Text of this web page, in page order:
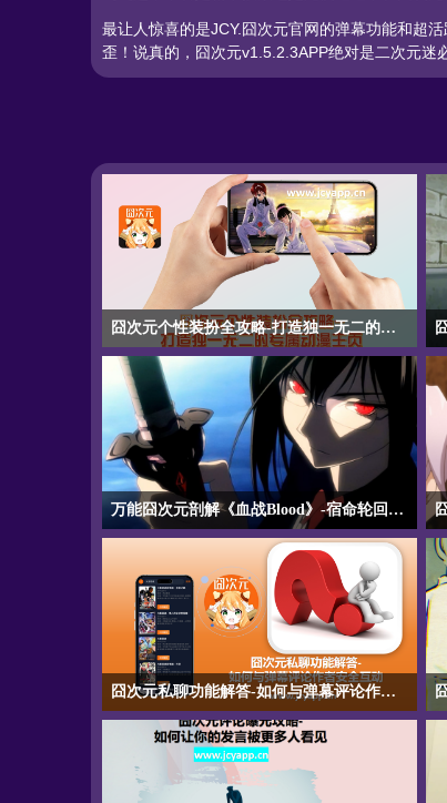
最让人惊喜的是JCY.囧次元官网的弹幕功能和超
歪！说真的，囧次元v1.5.2.3APP绝对是二次元迷
囧次元个性装扮全攻略-打造独一无二的专属动漫主页
【囧次元个性装扮全攻略-打造独一无二的专属动漫
主页】全面解析囧次元动漫软件的个性化装扮功
能，涵盖头像框、昵称背景、主页风格的自定义设
置方法，并详细介绍会员专属装扮权益及通过活动
任务获取免费装扮的途径，助你打造独一无二的个
性展示空间。
万能囧次元剖解《血战Blood》-宿命轮回与血色救赎的暗黑史诗
【万能囧次元剖解《血战Blood》-宿命轮回与血色
救赎的暗黑史诗】万能囧次元剖解《血战Blood》
是Production I.G打造的暗黑奇幻经典，讲述吸血鬼
少女音无小夜跨越数十年的猎杀与救赎，融合越战
历史、轮回宿命与姐妹羁绊，血腥美学与催泪剧情
并存，是成人向动漫中不可多得的史诗级作品。
囧次元私聊功能解答-如何与弹幕评论作者安全互动
【囧次元私聊功能解答-如何与弹幕评论作者安全互
动】详细解答囧次元动漫软件中能否与弹幕或评论
作者私聊的问题，说明平台隐私保护政策，介绍@